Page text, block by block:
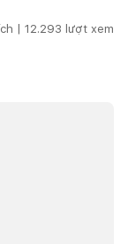
| 12.293 lượt xem